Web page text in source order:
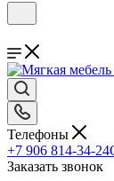
Телефоны
+7 906 814-34-24
Заказать звонок